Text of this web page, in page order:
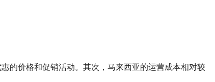
的价格和促销活动。其次，马来西亚的运营成本相对较